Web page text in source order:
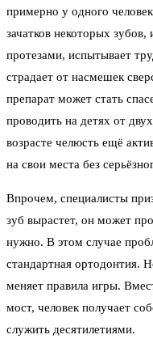
примерно у одного
зачатков некоторых
протезами, испытывает
страдает от насмешек
препарат может стать
проводить на детях от
возрасте челюсть ещё
на свои места без
Впрочем, специалисты
зуб вырастет, он может
нужно. В этом случае
стандартная ортодонтия.
меняет правила игры.
мост, человек получает
служить десятилетиями.